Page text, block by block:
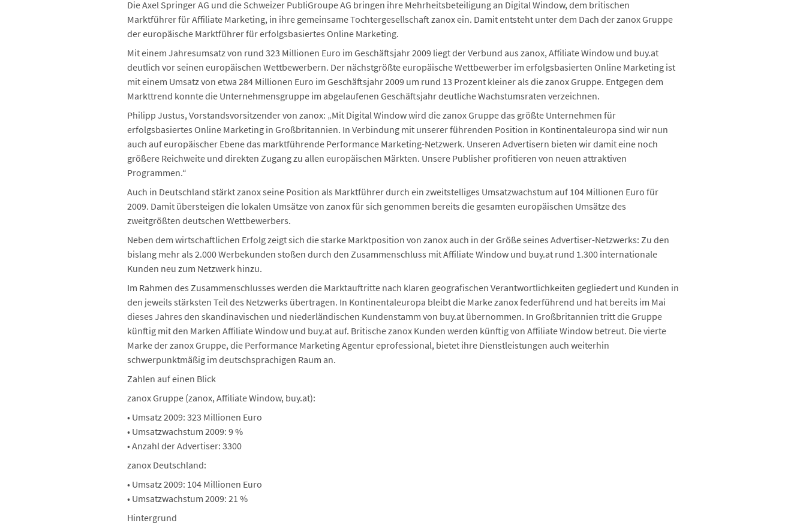
Die Axel Springer AG und die Schweizer PubliGroupe AG bringen ihre Mehrheitsbeteiligung an Digital Window, dem britischen
Marktführer für Affiliate Marketing, in ihre gemeinsame Tochtergesellschaft zanox ein. Damit entsteht unter dem Dach der zanox Gruppe
der europäische Marktführer für erfolgsbasiertes Online Marketing.
Mit einem Jahresumsatz von rund 323 Millionen Euro im Geschäftsjahr 2009 liegt der Verbund aus zanox, Affiliate Window und buy.at
deutlich vor seinen europäischen Wettbewerbern. Der nächstgrößte europäische Wettbewerber im erfolgsbasierten Online Marketing ist
mit einem Umsatz von etwa 284 Millionen Euro im Geschäftsjahr 2009 um rund 13 Prozent kleiner als die zanox Gruppe. Entgegen dem
Markttrend konnte die Unternehmensgruppe im abgelaufenen Geschäftsjahr deutliche Wachstumsraten verzeichnen.
Philipp Justus, Vorstandsvorsitzender von zanox: „Mit Digital Window wird die zanox Gruppe das größte Unternehmen für
erfolgsbasiertes Online Marketing in Großbritannien. In Verbindung mit unserer führenden Position in Kontinentaleuropa sind wir nun
auch auf europäischer Ebene das marktführende Performance Marketing-Netzwerk. Unseren Advertisern bieten wir damit eine noch
größere Reichweite und direkten Zugang zu allen europäischen Märkten. Unsere Publisher profitieren von neuen attraktiven
Programmen.“
Auch in Deutschland stärkt zanox seine Position als Marktführer durch ein zweitstelliges Umsatzwachstum auf 104 Millionen Euro für
2009. Damit übersteigen die lokalen Umsätze von zanox für sich genommen bereits die gesamten europäischen Umsätze des
zweitgrößten deutschen Wettbewerbers.
Neben dem wirtschaftlichen Erfolg zeigt sich die starke Marktposition von zanox auch in der Größe seines Advertiser-Netzwerks: Zu den
bislang mehr als 2.000 Werbekunden stoßen durch den Zusammenschluss mit Affiliate Window und buy.at rund 1.300 internationale
Kunden neu zum Netzwerk hinzu.
Im Rahmen des Zusammenschlusses werden die Marktauftritte nach klaren geografischen Verantwortlichkeiten gegliedert und Kunden in
den jeweils stärksten Teil des Netzwerks übertragen. In Kontinentaleuropa bleibt die Marke zanox federführend und hat bereits im Mai
dieses Jahres den skandinavischen und niederländischen Kundenstamm von buy.at übernommen. In Großbritannien tritt die Gruppe
künftig mit den Marken Affiliate Window und buy.at auf. Britische zanox Kunden werden künftig von Affiliate Window betreut. Die vierte
Marke der zanox Gruppe, die Performance Marketing Agentur eprofessional, bietet ihre Dienstleistungen auch weiterhin
schwerpunktmäßig im deutschsprachigen Raum an.
Zahlen auf einen Blick
zanox Gruppe (zanox, Affiliate Window, buy.at):
• Umsatz 2009: 323 Millionen Euro
• Umsatzwachstum 2009: 9 %
• Anzahl der Advertiser: 3300
zanox Deutschland:
• Umsatz 2009: 104 Millionen Euro
• Umsatzwachstum 2009: 21 %
Hintergrund